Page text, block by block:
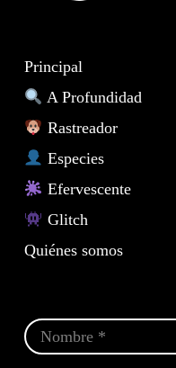
Principal
A Profundidad
Rastreador
Especies
Efervescente
Glitch
Quiénes somos